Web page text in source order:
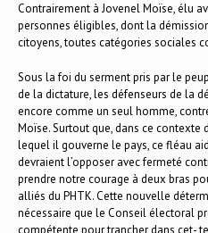
Contrairement à Jovenel Moïse, élu
personnes éligibles, dont la
citoyens, toutes catégories sociales
Sous la foi du serment pris par le
de la dictature, les défenseurs de la
encore comme un seul homme,
Moïse. Surtout que, dans ce contexte
lequel il gouverne le pays, ce fléau
devraient l’opposer avec fermeté
prendre notre courage à deux bras
alliés du PHTK. Cette nouvelle
nécessaire que le Conseil électoral
compétente pour trancher dans cet-